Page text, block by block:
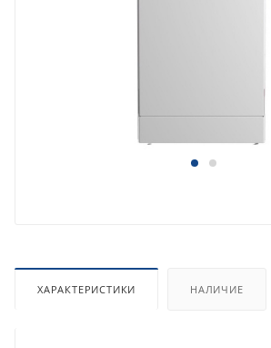
ХАРАКТЕРИСТИКИ НАЛИЧИЕ